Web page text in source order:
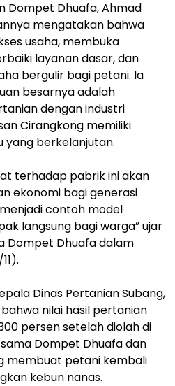
Dompet Dhuafa, Ahmad
mengatakan bahwa
usaha, membuka
layanan dasar, dan
bergulir bagi petani. Ia
besarnya adalah
dengan industri
Cirangkong memiliki
yang berkelanjutan.
terhadap pabrik ini akan
ekonomi bagi generasi
contoh model
langsung bagi warga” ujar
Dompet Dhuafa dalam
Dinas Pertanian Subang,
nilai hasil pertanian
persen setelah diolah di
Dompet Dhuafa dan
membuat petani kembali
kebun nanas.